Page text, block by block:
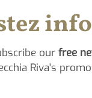
our free
Riva's